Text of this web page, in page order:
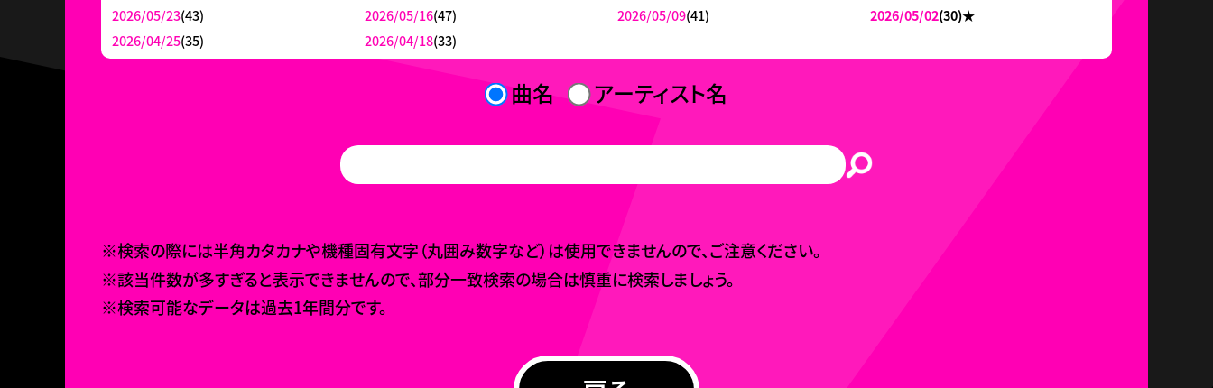
2026/05/23(43) 2026/05/16(47) 2026/05/09(41) 2026/05/02(30)★
2026/04/25(35) 2026/04/18(33)
曲名 アーティスト名
※検索の際には半角カタカナや機種固有文字（丸囲み数字など）は使用できませんので、ご注意ください。
※該当件数が多すぎると表示できませんので、部分一致検索の場合は慎重に検索しましょう。
※検索可能なデータは過去1年間分です。